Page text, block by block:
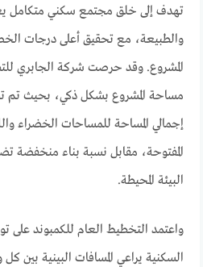
تهدف إلى خلق مجتمع سكني متكامل
والطبيعة، مع تحقيق أعلى درجات
المشروع. وقد حرصت شركة الجابري
مساحة المشروع بشكل ذكي، بحيث تم
إجمالي المساحة للمساحات الخضراء
المفتوحة، مقابل نسبة بناء منخفضة
البيئة المحيطة.
واعتمد التخطيط العام للكمبوند
السكنية يراعي المسافات البينية بين